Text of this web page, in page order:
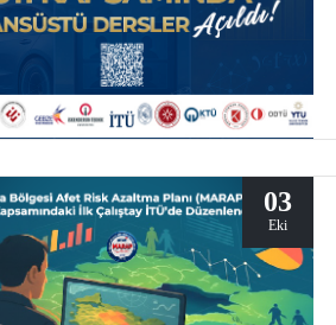
03
Eki